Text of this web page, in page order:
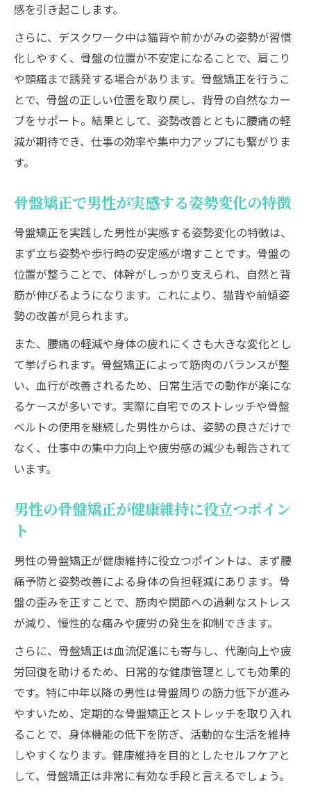
ストレッチを通じた骨盤矯正で仕事も快適に
骨盤矯正ストレッチで男性の仕事効率アッ
プ
デスクワーク男性に最適な骨盤矯正法を紹
介
骨盤矯正ストレッチで長時間座っても疲れ
にくく
ト
感を引き起こします。
さらに、デスクワーク中は猫背や前かがみの姿勢が習慣
化しやすく、骨盤の位置が不安定になることで、肩こり
や頭痛まで誘発する場合があります。骨盤矯正を行うこ
とで、骨盤の正しい位置を取り戻し、背骨の自然なカー
ブをサポート。結果として、姿勢改善とともに腰痛の軽
減が期待でき、仕事の効率や集中力アップにも繋がりま
す。
骨盤矯正で男性が実感する姿勢変化の特徴
骨盤矯正を実践した男性が実感する姿勢変化の特徴は、
まず立ち姿勢や歩行時の安定感が増すことです。骨盤の
位置が整うことで、体幹がしっかり支えられ、自然と背
筋が伸びるようになります。これにより、猫背や前傾姿
勢の改善が見られます。
また、腰痛の軽減や身体の疲れにくさも大きな変化とし
て挙げられます。骨盤矯正によって筋肉のバランスが整
い、血行が改善されるため、日常生活での動作が楽にな
るケースが多いです。実際に自宅でのストレッチや骨盤
ベルトの使用を継続した男性からは、姿勢の良さだけで
なく、仕事中の集中力向上や疲労感の減少も報告されて
います。
男性の骨盤矯正が健康維持に役立つポイン
ト
男性の骨盤矯正が健康維持に役立つポイントは、まず腰
痛予防と姿勢改善による身体の負担軽減にあります。骨
盤の歪みを正すことで、筋肉や関節への過剰なストレス
が減り、慢性的な痛みや疲労の発生を抑制できます。
さらに、骨盤矯正は血流促進にも寄与し、代謝向上や疲
労回復を助けるため、日常的な健康管理としても効果的
です。特に中年以降の男性は骨盤周りの筋力低下が進み
やすいため、定期的な骨盤矯正とストレッチを取り入れ
ることで、身体機能の低下を防ぎ、活動的な生活を維持
しやすくなります。健康維持を目的としたセルフケアと
して、骨盤矯正は非常に有効な手段と言えるでしょう。